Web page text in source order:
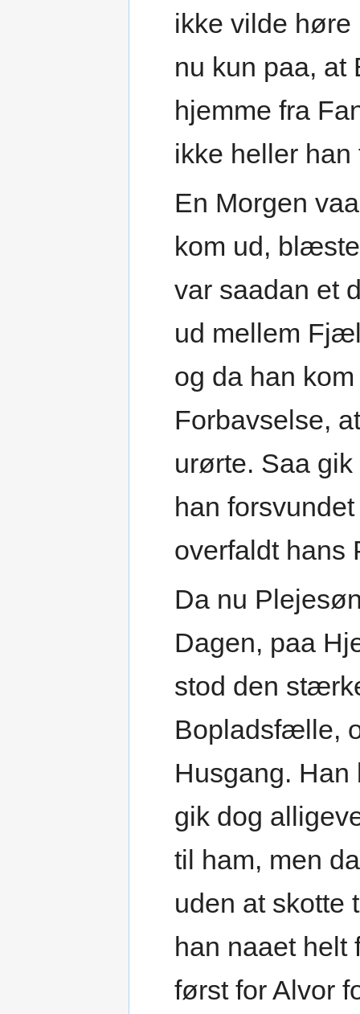
ikke vilde høre
nu kun paa, at
hjemme fra
ikke heller han
En Morgen
kom ud,
var saadan et
ud mellem
og da han
Forbavselse,
urørte. Saa
han
overfaldt hans
Da nu
Dagen, paa
stod den
Bopladsfælle,
Husgang.
gik dog
til ham, men
uden at skotte
han naaet
først for Alvor